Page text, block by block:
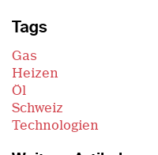
Tags
Gas
Heizen
Öl
Schweiz
Technologien